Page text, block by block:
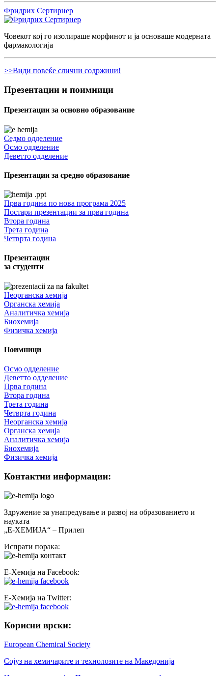
Фридрих Сертирнер
Човекот кој го изолираше морфинот и ја основаше модерната
фармакологија
>>Види повеќе слични содржини!
Презентации и поимници
Презентации за основно образование
Седмо одделение
Осмо одделение
Деветто одделение
Презентации за средно образование
Прва година по нова програма 2025
Постари презентации за прва година
Втора година
Трета година
Четврта година
Презентации
за студенти
Неорганска хемија
Органска хемија
Аналитичка хемија
Биохемија
Физичка хемија
Поимници
Осмо одделение
Деветто одделение
Прва година
Втора година
Трета година
Четврта година
Неорганска хемија
Органска хемија
Аналитичка хемија
Биохемија
Физичка хемија
Контактни информации:
Здружение за унапредување и развој на образованието и
науката
„Е-ХЕМИЈА“ – Прилеп
Испрати порака:
Е-Хемија на Facebook:
Е-Хемија на Twitter:
Корисни врски:
European Chemical Society
Сојуз на хемичарите и технолозите на Македонија